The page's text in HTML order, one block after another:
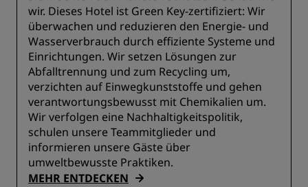
wir. Dieses Hotel ist Green Key-zertifiziert: Wir
überwachen und reduzieren den Energie- und
Wasserverbrauch durch effiziente Systeme und
Einrichtungen. Wir setzen Lösungen zur
Abfalltrennung und zum Recycling um,
verzichten auf Einwegkunststoffe und gehen
verantwortungsbewusst mit Chemikalien um.
Wir verfolgen eine Nachhaltigkeitspolitik,
schulen unsere Teammitglieder und
informieren unsere Gäste über
umweltbewusste Praktiken.
MEHR ENTDECKEN